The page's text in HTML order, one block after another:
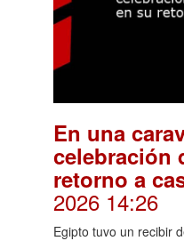
En una
celebración
retorno a
2026 14:26
Egipto tuvo un recibir